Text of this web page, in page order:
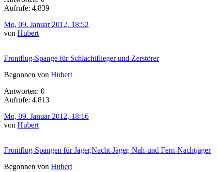
Aufrufe: 4.839
Mo, 09. Januar 2012, 18:52
von Hubert
Frontflug-Spange für Schlachtflieger und Zerstörer
Begonnen von Hubert
Antworten: 0
Aufrufe: 4.813
Mo, 09. Januar 2012, 18:16
von Hubert
Frontflug-Spangen für Jäger,Nacht-Jäger, Nah-und Fern-Nachtjäger
Begonnen von Hubert